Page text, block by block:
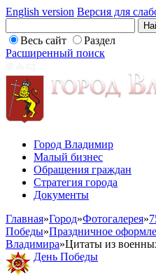
English version Версия для
Весь сайт
Раздел
Расширенный поиск
Город Владимир
Малый бизнес
Обращения граждан
Стратегия города
Документы
Главная»Город»Фотогалерея»
Победы»Праздничное
Владимира»Цитаты из
День Победы